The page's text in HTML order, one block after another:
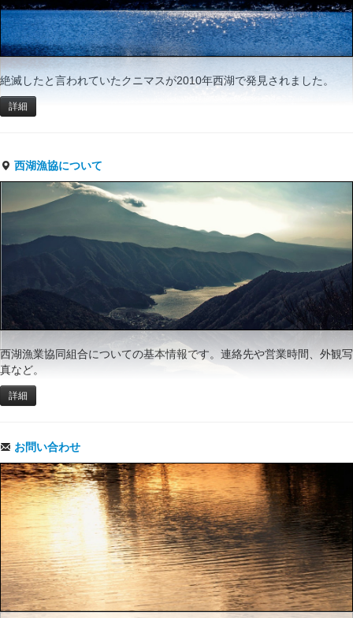
絶滅したと言われていたクニマスが2010年西湖で発見されました。
詳細
西湖漁協について
西湖漁業協同組合についての基本情報です。連絡先や営業時間、外観写
真など。
詳細
お問い合わせ